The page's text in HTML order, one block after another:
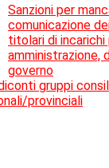
Sanzioni per
comunicazione
titolari di
amministrazione,
governo
gruppi
provinciali